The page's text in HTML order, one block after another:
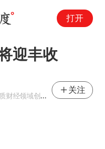
打开
迎丰收
财经领域创作者
关注